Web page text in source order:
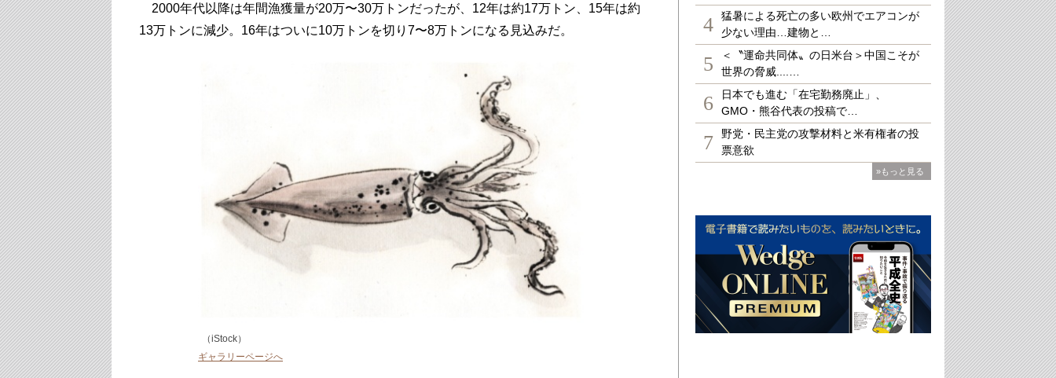
2000年代以降は年間漁獲量が20万〜30万トンだったが、12年は約17万トン、15年は約
13万トンに減少。16年はついに10万トンを切り7〜8万トンになる見込みだ。
（iStock）
ギャラリーページへ
4
猛暑による死亡の多い欧州でエアコンが
少ない理由…建物と…
5
＜〝運命共同体〟の日米台＞中国こそが
世界の脅威....…
6
日本でも進む「在宅勤務廃止」、
GMO・熊谷代表の投稿で…
7
野党・民主党の攻撃材料と米有権者の投
票意欲
»もっと見る